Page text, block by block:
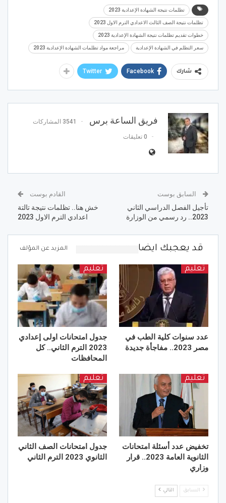
تظلمات نتيجة الشهادة الإعدادية 2023
تظلمات نتيجة الصف الثالث الاعدادي الترم الاول 2023
خطوات تقديم تظلمات نتيجة الشهادة الإعدادية 2023
سعر التظلم في الشهادة الإعدادية مراجعة مواد تظلمات الشهادة الإعدادية 2023
شارك Facebook
Twitter
فريق الساعة برس 3541 المشاركات
0 تعليقات
السابق بوست
تأجيل الفصل الدراسي الثاني
2023.. رد رسمي من الوزارة
القادم بوست
خش هنا.. تظلمات نتيجة تالتة
اعدادي الترم الاول 2023
قد يعجبك ايضا المزيد عن المؤلف
تعليم
عدد سنوات كلية الطب في
مصر 2023.. مفاجأة جديدة
تعليم
جدول امتحانات اولى إعدادي
2023 الترم الثاني.. كل
المحافظات
تعليم
تخفيض عدد أسئلة امتحانات
الثانوية العامة 2023.. قرار
وزاري
تعليم
جدول امتحانات الصف الثاني
الثانوي 2023 الترم الثاني
السابق التالي